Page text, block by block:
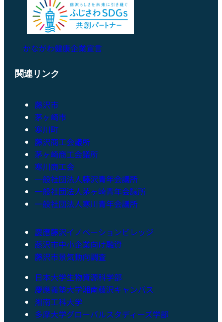
かながわ健康企業宣言
関連リンク
藤沢市
茅ヶ崎市
寒川町
藤沢商工会議所
茅ヶ崎商工会議所
寒川商工会
一般社団法人藤沢青年会議所
一般社団法人茅ヶ崎青年会議所
一般社団法人寒川青年会議所
慶應藤沢イノベーションビレッジ
藤沢市中小企業向け融資
藤沢市景気動向調査
日本大学生物資源科学部
慶應義塾大学湘南藤沢キャンパス
湘南工科大学
多摩大学グローバルスタディーズ学部